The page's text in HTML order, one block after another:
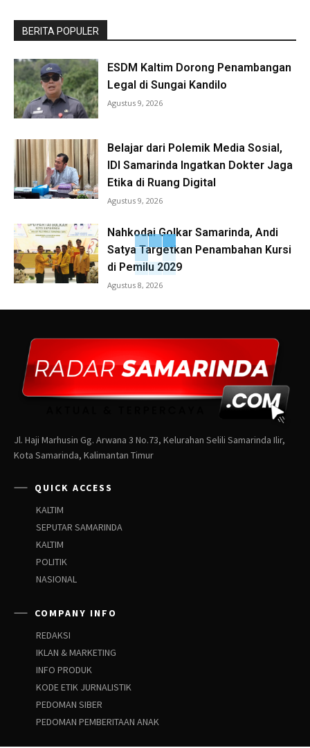
BERITA POPULER
ESDM Kaltim Dorong Penambangan
Legal di Sungai Kandilo
Agustus 9, 2026
Belajar dari Polemik Media Sosial,
IDI Samarinda Ingatkan Dokter Jaga
Etika di Ruang Digital
Agustus 9, 2026
Nahkodai Golkar Samarinda, Andi
Satya Targetkan Penambahan Kursi
di Pemilu 2029
Agustus 8, 2026
Jl. Haji Marhusin Gg. Arwana 3 No.73, Kelurahan Selili Samarinda Ilir,
Kota Samarinda, Kalimantan Timur
QUICK ACCESS
KALTIM
SEPUTAR SAMARINDA
KALTIM
POLITIK
NASIONAL
COMPANY INFO
REDAKSI
IKLAN & MARKETING
INFO PRODUK
KODE ETIK JURNALISTIK
PEDOMAN SIBER
PEDOMAN PEMBERITAAN ANAK